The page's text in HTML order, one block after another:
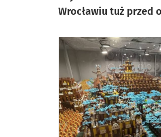
Wrocławiu tuż przed